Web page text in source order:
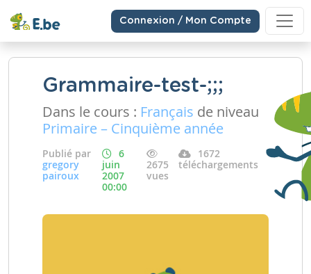
Connexion / Mon Compte
Grammaire-test-;;;
Dans le cours : Français de niveau
Primaire – Cinquième année
Publié par
gregory
pairoux
6
juin
2007
00:00
2675
vues
1672
téléchargements